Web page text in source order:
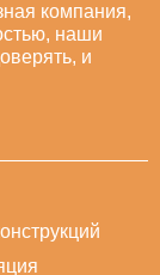
компания,
наши
и